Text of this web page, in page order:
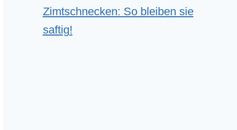
Zimtschnecken: So bleiben sie
saftig!